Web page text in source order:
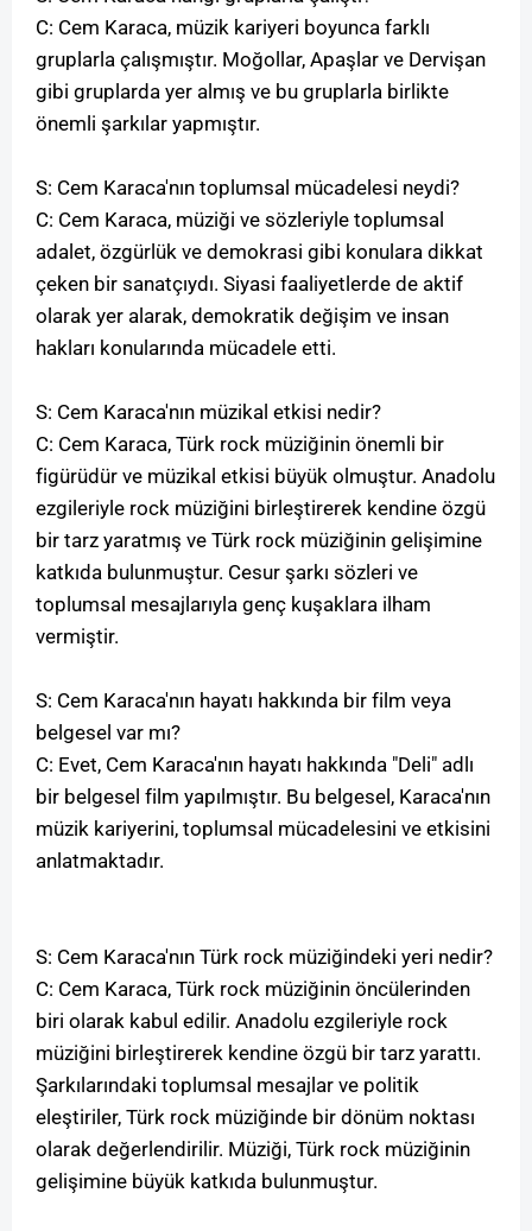
C: Cem Karaca, müzik kariyeri boyunca farklı
gruplarla çalışmıştır. Moğollar, Apaşlar ve Dervişan
gibi gruplarda yer almış ve bu gruplarla birlikte
önemli şarkılar yapmıştır.
S: Cem Karaca'nın toplumsal mücadelesi neydi?
C: Cem Karaca, müziği ve sözleriyle toplumsal
adalet, özgürlük ve demokrasi gibi konulara dikkat
çeken bir sanatçıydı. Siyasi faaliyetlerde de aktif
olarak yer alarak, demokratik değişim ve insan
hakları konularında mücadele etti.
S: Cem Karaca'nın müzikal etkisi nedir?
C: Cem Karaca, Türk rock müziğinin önemli bir
figürüdür ve müzikal etkisi büyük olmuştur. Anadolu
ezgileriyle rock müziğini birleştirerek kendine özgü
bir tarz yaratmış ve Türk rock müziğinin gelişimine
katkıda bulunmuştur. Cesur şarkı sözleri ve
toplumsal mesajlarıyla genç kuşaklara ilham
vermiştir.
S: Cem Karaca'nın hayatı hakkında bir film veya
belgesel var mı?
C: Evet, Cem Karaca'nın hayatı hakkında "Deli" adlı
bir belgesel film yapılmıştır. Bu belgesel, Karaca'nın
müzik kariyerini, toplumsal mücadelesini ve etkisini
anlatmaktadır.
S: Cem Karaca'nın Türk rock müziğindeki yeri nedir?
C: Cem Karaca, Türk rock müziğinin öncülerinden
biri olarak kabul edilir. Anadolu ezgileriyle rock
müziğini birleştirerek kendine özgü bir tarz yarattı.
Şarkılarındaki toplumsal mesajlar ve politik
eleştiriler, Türk rock müziğinde bir dönüm noktası
olarak değerlendirilir. Müziği, Türk rock müziğinin
gelişimine büyük katkıda bulunmuştur.